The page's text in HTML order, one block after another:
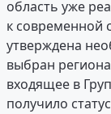
область уже
к современной
утверждена
выбран
входящее в
получило